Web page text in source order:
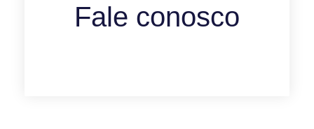
Fale conosco